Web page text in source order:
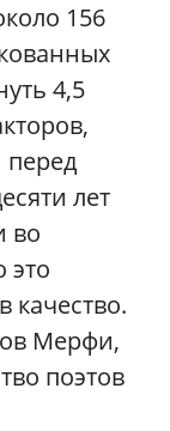
156
4,5
перед
лет
во
это
качество.
Мерфи,
поэтов